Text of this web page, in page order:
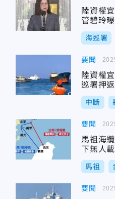
陸資權
管碧玲
海巡署
要聞
陸資權
巡署押
中斷
要聞
馬祖海
下無人
馬祖
要聞